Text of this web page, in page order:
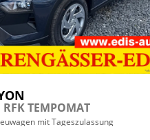
RFK TEMPOMAT
mit Tageszulassung